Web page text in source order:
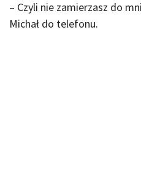
– Czyli nie zamierzasz do
Michał do telefonu.